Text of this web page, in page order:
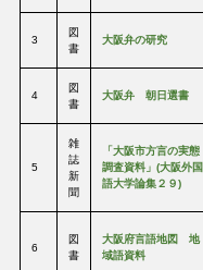
3
図
書
大阪弁の研究
4
図
書
大阪弁 朝日選書
5
雑
誌
新
聞
「大阪市方言の実態
調査資料」(大阪外国
語大学論集２９)
6
図
書
大阪府言語地図 地
域語資料